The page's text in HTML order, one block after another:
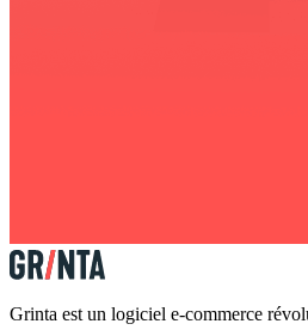
Grinta est un logiciel e-commerce